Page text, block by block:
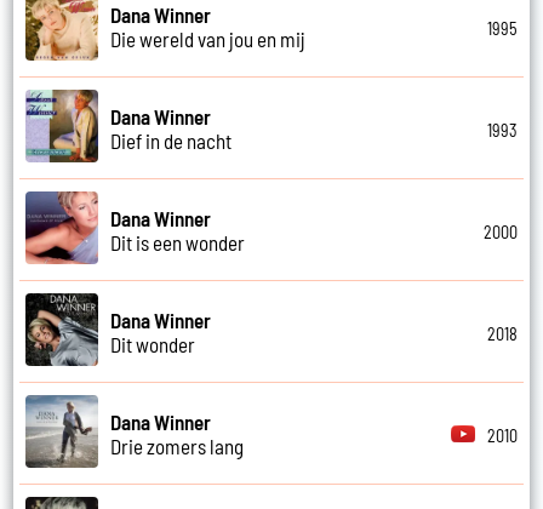
Dana Winner
Die wereld van jou en mij
1995
Dana Winner
Dief in de nacht
1993
Dana Winner
Dit is een wonder
2000
Dana Winner
Dit wonder
2018
Dana Winner
Drie zomers lang
2010